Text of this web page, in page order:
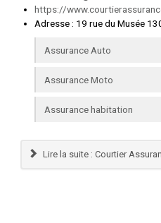
https://
Adresse: 19 rue du Musée
Assurance Auto
Assurance Moto
Assurance habitation
Lire la suite : Courtier